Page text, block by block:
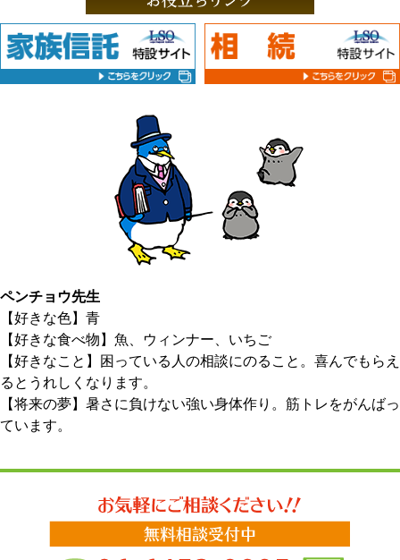
ペンチョウ先生
【好きな色】青
【好きな食べ物】魚、ウィンナー、いちご
【好きなこと】困っている人の相談にのること。喜んでもらえ
るとうれしくなります。
【将来の夢】暑さに負けない強い身体作り。筋トレをがんばっ
ています。